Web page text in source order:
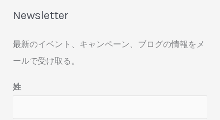
Newsletter
最新のイベント、キャンペーン、ブログの情報をメ
ールで受け取る。
姓